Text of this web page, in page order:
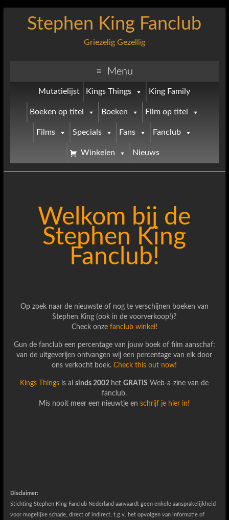
Stephen King Fanclub
Griezelig Gezellig
Menu
Mutatielijst Kings Things King Family
Boeken op titel Boeken Film op titel
Films Specials Fans Fanclub
Winkelen Nieuws
Welkom bij de
Stephen King
Fanclub!
Op zoek naar de nieuwste of nog te verschijnen boeken van
Stephen King (ook in de voorverkoop!)?
Check onze fanclub winkel !
Gun de fanclub een percentage van jouw boek of film aanschaf:
van de uitgeverijen ontvangen wij een percentage van elk door
ons verkocht boek.Check this out now!
Kings Things is alsinds 2002 hetGRATIS Web-a-zine van de
fanclub.
Mis nooit meer een nieuwtje enschrijf je hier in!
Disclaimer:
Stichting Stephen King Fanclub Nederland aanvaardt geen enkele aansprakelijkheid
voor mogelijke schade, direct of indirect, t.g.v. het opvolgen van informatie of